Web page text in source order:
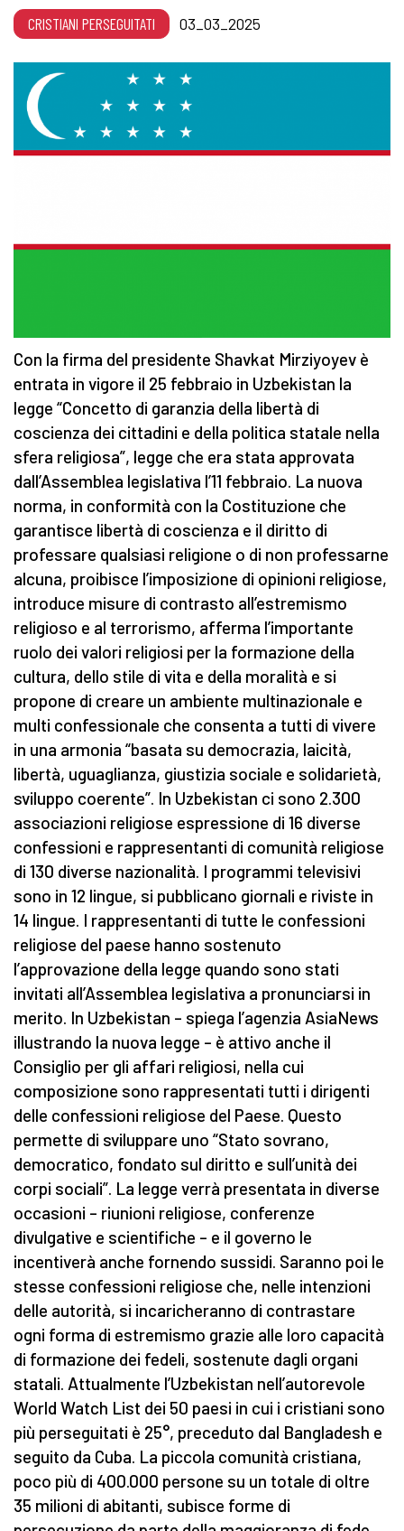
CRISTIANI PERSEGUITATI 03_03_2025
Con la firma del presidente Shavkat Mirziyoyev è
entrata in vigore il 25 febbraio in Uzbekistan la
legge “Concetto di garanzia della libertà di
coscienza dei cittadini e della politica statale nella
sfera religiosa”, legge che era stata approvata
dall’Assemblea legislativa l’11 febbraio. La nuova
norma, in conformità con la Costituzione che
garantisce libertà di coscienza e il diritto di
professare qualsiasi religione o di non professarne
alcuna, proibisce l’imposizione di opinioni religiose,
introduce misure di contrasto all’estremismo
religioso e al terrorismo, afferma l’importante
ruolo dei valori religiosi per la formazione della
cultura, dello stile di vita e della moralità e si
propone di creare un ambiente multinazionale e
multi confessionale che consenta a tutti di vivere
in una armonia “basata su democrazia, laicità,
libertà, uguaglianza, giustizia sociale e solidarietà,
sviluppo coerente”. In Uzbekistan ci sono 2.300
associazioni religiose espressione di 16 diverse
confessioni e rappresentanti di comunità religiose
di 130 diverse nazionalità. I programmi televisivi
sono in 12 lingue, si pubblicano giornali e riviste in
14 lingue. I rappresentanti di tutte le confessioni
religiose del paese hanno sostenuto
l’approvazione della legge quando sono stati
invitati all’Assemblea legislativa a pronunciarsi in
merito. In Uzbekistan – spiega l’agenzia AsiaNews
illustrando la nuova legge – è attivo anche il
Consiglio per gli affari religiosi, nella cui
composizione sono rappresentati tutti i dirigenti
delle confessioni religiose del Paese. Questo
permette di sviluppare uno “Stato sovrano,
democratico, fondato sul diritto e sull’unità dei
corpi sociali”. La legge verrà presentata in diverse
occasioni – riunioni religiose, conferenze
divulgative e scientifiche – e il governo le
incentiverà anche fornendo sussidi. Saranno poi le
stesse confessioni religiose che, nelle intenzioni
delle autorità, si incaricheranno di contrastare
ogni forma di estremismo grazie alle loro capacità
di formazione dei fedeli, sostenute dagli organi
statali. Attualmente l’Uzbekistan nell’autorevole
World Watch List dei 50 paesi in cui i cristiani sono
più perseguitati è 25°, preceduto dal Bangladesh e
seguito da Cuba. La piccola comunità cristiana,
poco più di 400.000 persone su un totale di oltre
35 milioni di abitanti, subisce forme di